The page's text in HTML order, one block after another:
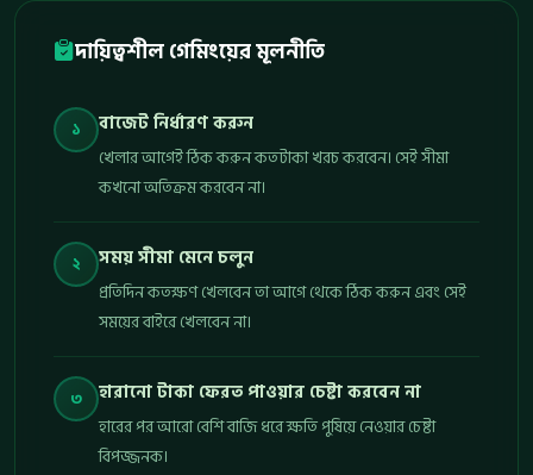
দায়িত্বশীল গেমিংয়ের মূলনীতি
১ বাজেট নির্ধারণ করুন
খেলার আগেই ঠিক করুন কতটাকা খরচ করবেন। সেই সীমা
কখনো অতিক্রম করবেন না।
২ সময় সীমা মেনে চলুন
প্রতিদিন কতক্ষণ খেলবেন তা আগে থেকে ঠিক করুন এবং সেই
সময়ের বাইরে খেলবেন না।
৩ হারানো টাকা ফেরত পাওয়ার চেষ্টা করবেন না
হারের পর আরো বেশি বাজি ধরে ক্ষতি পুষিয়ে নেওয়ার চেষ্টা
বিপজ্জনক।